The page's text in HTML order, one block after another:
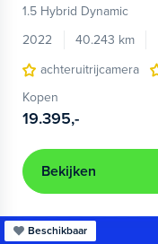
1.5 Hybrid Dynamic
2022
40.243 km
achteruitrijcamera
Kopen
19.395,-
Bekijken
Beschikbaar